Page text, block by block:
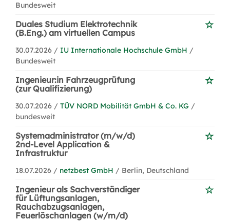
Bundesweit
Duales Studium Elektrotechnik
(B.Eng.) am virtuellen Campus
30.07.2026 / IU Internationale Hochschule GmbH /
Bundesweit
Ingenieur:in Fahrzeugprüfung
(zur Qualifizierung)
30.07.2026 / TÜV NORD Mobilität GmbH & Co. KG /
bundesweit
Systemadministrator (m/w/d)
2nd-Level Application &
Infrastruktur
18.07.2026 / netzbest GmbH / Berlin, Deutschland
Ingenieur als Sachverständiger
für Lüftungsanlagen,
Rauchabzugsanlagen,
Feuerlöschanlagen (w/m/d)